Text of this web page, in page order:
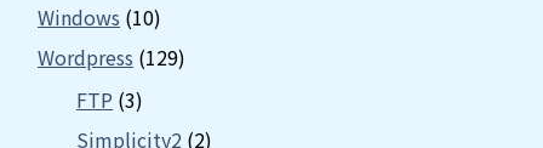
Windows (10)
Wordpress (129)
FTP (3)
Simplicity2 (2)